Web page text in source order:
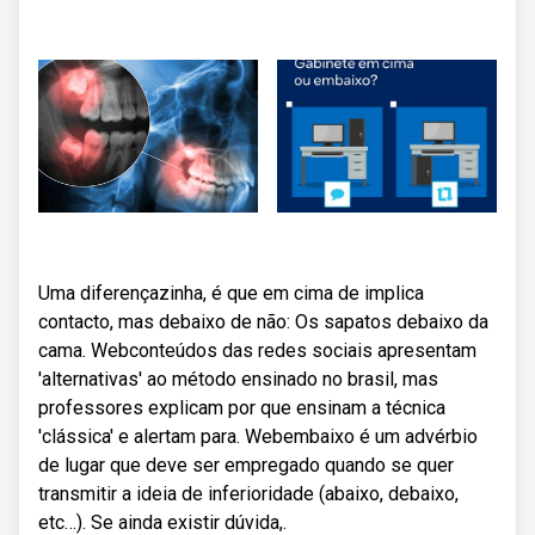
Uma diferençazinha, é que em cima de implica
contacto, mas debaixo de não: Os sapatos debaixo da
cama. Webconteúdos das redes sociais apresentam
'alternativas' ao método ensinado no brasil, mas
professores explicam por que ensinam a técnica
'clássica' e alertam para. Webembaixo é um advérbio
de lugar que deve ser empregado quando se quer
transmitir a ideia de inferioridade (abaixo, debaixo,
etc…). Se ainda existir dúvida,.